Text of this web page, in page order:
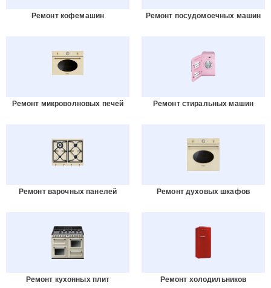
Ремонт кофемашин Ремонт посудомоечных машин
Ремонт микроволновых печей Ремонт стиральных машин
Ремонт варочных панелей Ремонт духовых шкафов
Ремонт кухонных плит Ремонт холодильников